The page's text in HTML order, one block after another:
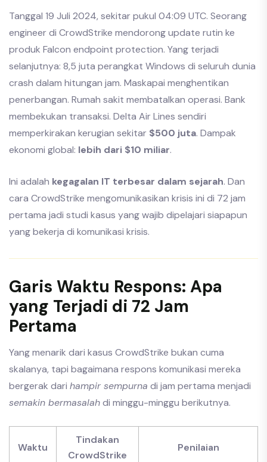
Tanggal 19 Juli 2024, sekitar pukul 04:09 UTC. Seorang
engineer di CrowdStrike mendorong update rutin ke
produk Falcon endpoint protection. Yang terjadi
selanjutnya: 8,5 juta perangkat Windows di seluruh dunia
crash dalam hitungan jam. Maskapai menghentikan
penerbangan. Rumah sakit membatalkan operasi. Bank
membekukan transaksi. Delta Air Lines sendiri
memperkirakan kerugian sekitar $500 juta. Dampak
ekonomi global: lebih dari $10 miliar.
Ini adalah kegagalan IT terbesar dalam sejarah. Dan
cara CrowdStrike mengomunikasikan krisis ini di 72 jam
pertama jadi studi kasus yang wajib dipelajari siapapun
yang bekerja di komunikasi krisis.
Garis Waktu Respons: Apa
yang Terjadi di 72 Jam
Pertama
Yang menarik dari kasus CrowdStrike bukan cuma
skalanya, tapi bagaimana respons komunikasi mereka
bergerak dari hampir sempurna di jam pertama menjadi
semakin bermasalahdi minggu-minggu berikutnya.
Waktu
Tindakan
CrowdStrike
Penilaian